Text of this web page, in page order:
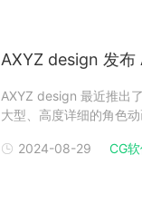
AXYZ design 发布
AXYZ design 最近推出
大型、高度详细的角色
感。• 一种新的基于神经
2024-08-29 CG